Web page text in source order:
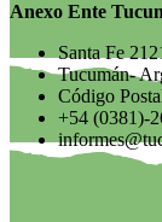
Anexo Ente
Santa Fe
Tucumán-
Código
+54 (0381)-